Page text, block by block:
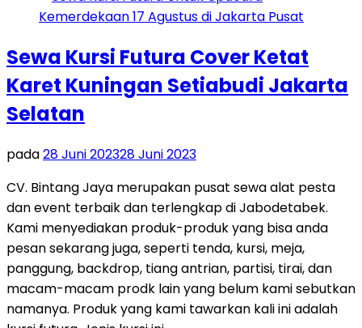
Sewa Kursi Futura Cover Ketat
Karet Kuningan Setiabudi Jakarta
Selatan
pada28 Juni 202328 Juni 2023
CV. Bintang Jaya merupakan pusat sewa alat pesta
dan event terbaik dan terlengkap di Jabodetabek.
Kami menyediakan produk-produk yang bisa anda
pesan sekarang juga, seperti tenda, kursi, meja,
panggung, backdrop, tiang antrian, partisi, tirai, dan
macam-macam prodk lain yang belum kami sebutkan
namanya. Produk yang kami tawarkan kali ini adalah